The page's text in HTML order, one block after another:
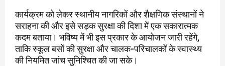
कार्यक्रम को लेकर स्थानीय नागरिकों और शैक्षणिक संस्थानों ने
सराहना की और इसे सड़क सुरक्षा की दिशा में एक सकारात्मक
कदम बताया। भविष्य में भी इस प्रकार के आयोजन जारी रहेंगे,
ताकि स्कूल बसों की सुरक्षा और चालक-परिचालकों के स्वास्थ्य
की नियमित जांच सुनिश्चित की जा सके।